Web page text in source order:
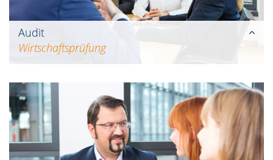
Audit
Wirtschaftsprüfung
fokussieren wir auf eine risikoorientierte
Analyse Ihrer Geschäftsprozesse. Mit unserem
unabhängigen Prüfungsurteil verschaffen wir
Ihnen und Ihren Geschäftspartnern
Planungssicherheit.